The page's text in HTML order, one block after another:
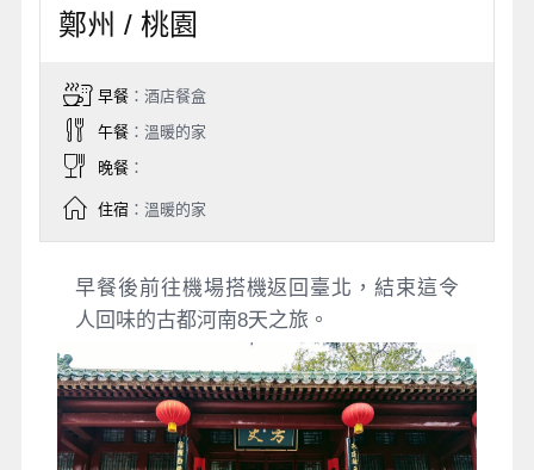
鄭州 / 桃園
早餐：酒店餐盒
午餐：溫暖的家
晚餐：
住宿：溫暖的家
早餐後前往機場搭機返回臺北，結束這令
人回味的古都河南8天之旅。